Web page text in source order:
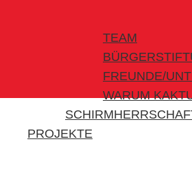
TEAM
FREUNDE/
WARUM
PROJEKTE